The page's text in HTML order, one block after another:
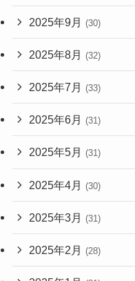
2025年9月 (30)
2025年8月 (32)
2025年7月 (33)
2025年6月 (31)
2025年5月 (31)
2025年4月 (30)
2025年3月 (31)
2025年2月 (28)